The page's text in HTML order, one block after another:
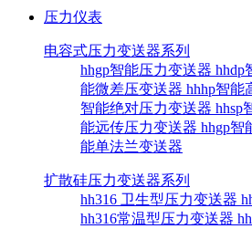
压力仪表
电容式压力变送器系列
hhgp智能压力变送器 hhdp
能微差压变送器 hhhp智能
智能绝对压力变送器 hhsp
能远传压力变送器 hhgp智
能单法兰变送器
扩散硅压力变送器系列
hh316 卫生型压力变送器
hh316常温型压力变送器